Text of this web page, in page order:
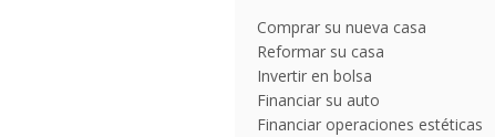
Comprar su nueva casa
Reformar su casa
Invertir en bolsa
Financiar su auto
Financiar operaciones estéticas